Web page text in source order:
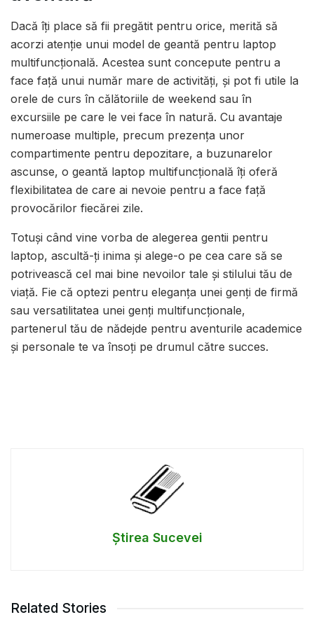
Dacă îți place să fii pregătit pentru orice, merită să
acorzi atenție unui model de geantă pentru laptop
multifuncțională. Acestea sunt concepute pentru a
face față unui număr mare de activități, și pot fi utile la
orele de curs în călătoriile de weekend sau în
excursiile pe care le vei face în natură. Cu avantaje
numeroase multiple, precum prezența unor
compartimente pentru depozitare, a buzunarelor
ascunse, o geantă laptop multifuncțională îți oferă
flexibilitatea de care ai nevoie pentru a face față
provocărilor fiecărei zile.
Totuși când vine vorba de alegerea gentii pentru
laptop, ascultă-ți inima și alege-o pe cea care să se
potrivească cel mai bine nevoilor tale și stilului tău de
viață. Fie că optezi pentru eleganța unei genți de firmă
sau versatilitatea unei genți multifuncționale,
partenerul tău de nădejde pentru aventurile academice
și personale te va însoți pe drumul către succes.
Știrea Sucevei
Related Stories